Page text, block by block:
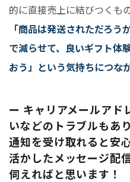
的に直接売上に結びつくも
「商品は発送されただろ
で減らせて、良いギフト体
おう」という気持ちにつな
ー キャリアメールアド
いなどのトラブルもあ
通知を受け取れると安
活かしたメッセージ配
伺えればと思います！